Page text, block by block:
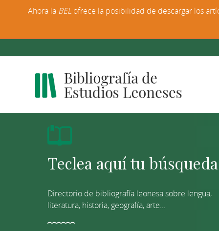
Directorio de bibliografía leonesa sobre lengua,
literatura, historia, geografía, arte...
Ahora la BEL ofrece la posibilidad de descargar los